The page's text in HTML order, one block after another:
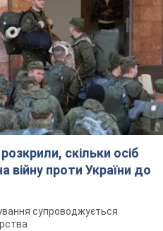
скільки осіб
війну проти України до
супроводжується